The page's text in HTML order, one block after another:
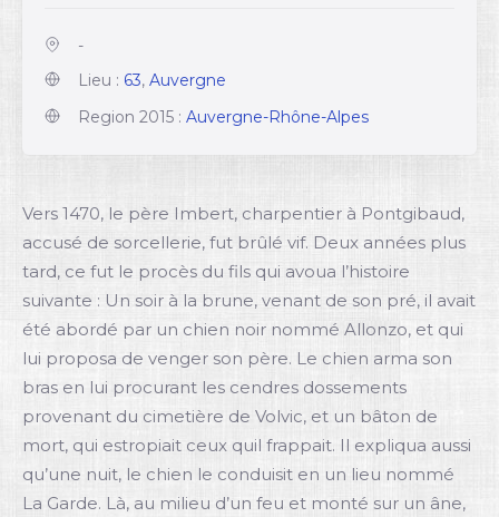
-
Lieu : 63, Auvergne
Region 2015 : Auvergne-Rhône-Alpes
Vers 1470, le père Imbert, charpentier à Pontgibaud,
accusé de sorcellerie, fut brûlé vif. Deux années plus
tard, ce fut le procès du fils qui avoua l’histoire
suivante : Un soir à la brune, venant de son pré, il avait
été abordé par un chien noir nommé Allonzo, et qui
lui proposa de venger son père. Le chien arma son
bras en lui procurant les cendres dossements
provenant du cimetière de Volvic, et un bâton de
mort, qui estropiait ceux quil frappait. Il expliqua aussi
qu’une nuit, le chien le conduisit en un lieu nommé
La Garde. Là, au milieu d’un feu et monté sur un âne,